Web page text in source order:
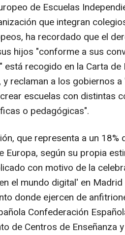
de Escuelas
que integran
ha recordado que el
hijos "conforme a sus
está recogido en la Carta
y reclaman a los gobiernos
escuelas con distintas
o pedagógicas".
que representa a un
Europa, según su propia
con motivo de la
el mundo digital' en
donde ejercen de
Confederación
de Centros de Enseñanza